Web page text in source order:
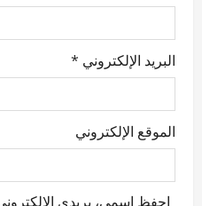
البريد الإلكتروني *
الموقع الإلكتروني
احفظ اسمي، بريدي